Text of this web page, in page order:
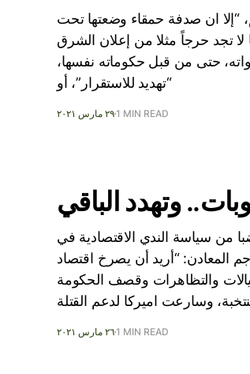
ان صدفة حمقاء وضعتها تحت
تجد حرجاً مثلا من إعلان الشرق
حتى من قبل حكوماته نفسها،
“تهديد للاستقرار”، أو
٢٩ مارس ٢٠٢١1 MIN READ
من سياسة الندي الاقتصادية في
المعادن: “أريد أن يصرخ اقتصاد
والتظاهرات وقصف الحكومة
وسارعت اميركا لدعم القتلة
٢٦ مارس ٢٠٢١1 MIN READ